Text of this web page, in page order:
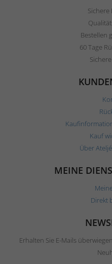
Sichere
Bestellen
60 Tage
Kauf
Über
MEINE
Direkt
Erhalten Sie E-Mails